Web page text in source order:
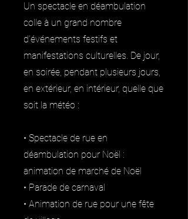
Un spectacle en déambulation
colle à un grand nombre
d’événements festifs et
manifestations culturelles. De jour,
en soirée, pendant plusieurs jours,
en extérieur, en intérieur, quelle que
soit la météo :
• Spectacle de rue en
déambulation pour Noël :
animation de marché de Noël
• Parade de carnaval
• Animation de rue pour une fête